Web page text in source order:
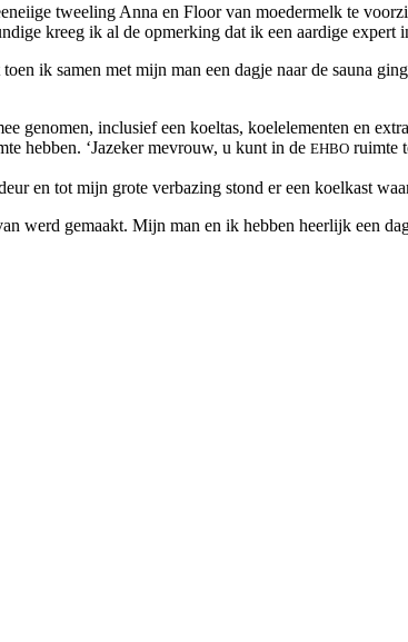
tweeling Anna en Floor van moedermelk te
kreeg ik al de opmerking dat ik een aardige
ik samen met mijn man een dagje naar de sauna
genomen, inclusief een koeltas, koelelementen en
hebben. ‘Jazeker mevrouw, u kunt in de EHBO ruimte
en tot mijn grote verbazing stond er een koelkast
werd gemaakt. Mijn man en ik hebben heerlijk een